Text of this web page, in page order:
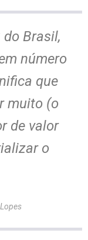
do Brasil,
número
que
muito (o
de valor
o